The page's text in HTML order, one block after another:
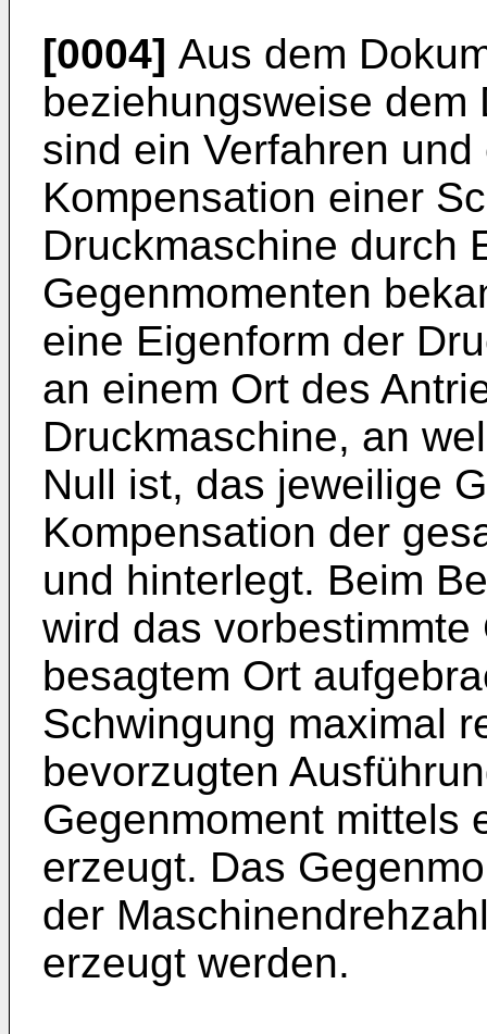
[0004] Aus dem
beziehungsweise
sind ein Verfahren
Kompensation einer
Druckmaschine durch
Gegenmomenten
eine Eigenform der
an einem Ort des
Druckmaschine, an
Null ist, das jeweilige
Kompensation der
und hinterlegt. Beim
wird das
besagtem Ort
Schwingung maximal
bevorzugten
Gegenmoment mittels
erzeugt. Das
der
erzeugt werden.